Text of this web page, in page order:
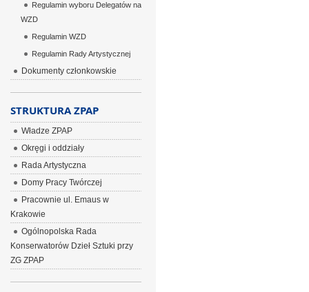
Regulamin wyboru Delegatów na
WZD
Regulamin WZD
Regulamin Rady Artystycznej
Dokumenty członkowskie
STRUKTURA ZPAP
Władze ZPAP
Okręgi i oddziały
Rada Artystyczna
Domy Pracy Twórczej
Pracownie ul. Emaus w
Krakowie
Ogólnopolska Rada
Konserwatorów Dzieł Sztuki przy
ZG ZPAP